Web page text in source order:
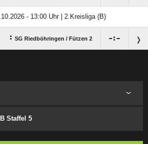
- 13:00 Uhr | 2.Kreisliga (B)
: SG Riedböhringen /​ Fützen 2 :
Staffel 5